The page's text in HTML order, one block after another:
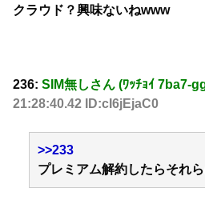
クラウド？興味ないねwww
236: SIM無しさん (ﾜｯﾁｮｲ 7ba7-
21:28:40.42 ID:cI6jEjaC0
>>233
プレミアム解約したらそれ